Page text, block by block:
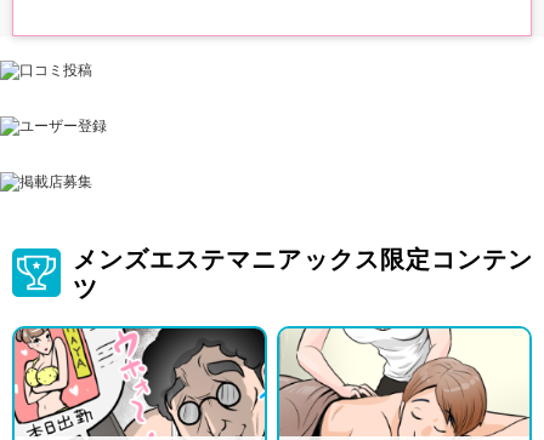
合
●指名1,000円
●特別指名2,000円
●オプション7,000円
1件のお仕事でこれだけ稼げちゃいます♪
お客様にはご利用しやすい料金設定に
しております。
単価が高いだけで一日1本やお茶を引いて
それよりも利用しやすく確実にセラピストの
皆様が稼げる環境を作ることが大切です。
無駄なコストは省き少しでも多く還元できる
独自のシステムを採用しております。
どうせ働くなら還元率が良いお店を選びましょう♪
メンズエステマニアックス限定コンテン
ツ